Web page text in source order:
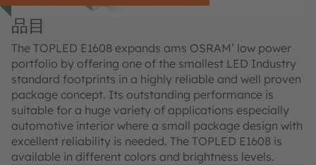
品目
The TOPLED E1608 expands ams OSRAM’ low power
portfolio by offering one of the smallest LED Industry
standard footprints in a highly reliable and well proven
package concept. Its outstanding performance is
suitable for a huge variety of applications especially
automotive interior where a small package design with
excellent reliability is needed. The TOPLED E1608 is
available in different colors and brightness levels.